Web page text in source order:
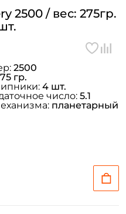
2500 / вес: 275гр.
2500
гр.
4 шт.
число: 5.1
планетарный